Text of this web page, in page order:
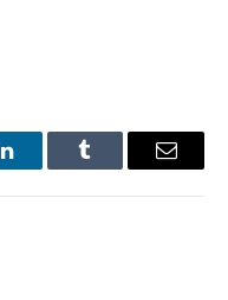
LinkedInTumblr Email